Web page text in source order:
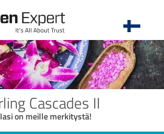
Cascades II
on meille merkitystä!